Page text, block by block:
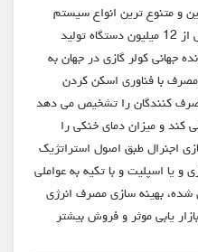
و متنوع ترین انواع سیستم
های تهویه مطبوع می باشد. که با بیش از 12 میلیون دستگاه تولید
جهانی کولر گازی در جهان به
با فناوری اسکن کردن
کنندگان را تشخیص می دهد
و میزان دمای خنکی را
اجنرال طبق اصول استراتژیک
و یا اسپلیت و با تکیه به عواملی
شده، بهینه سازی مصرف انرژی
یابی موثر و فروش بیشتر